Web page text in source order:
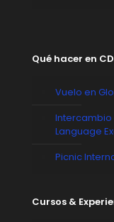
Qué hacer en
Vuelo en
Intercambio
Language
Picnic
Cursos &